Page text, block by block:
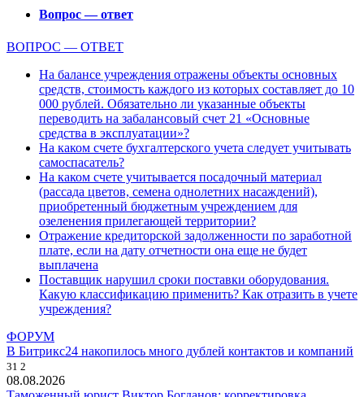
Вопрос — ответ
ВОПРОС — ОТВЕТ
На балансе учреждения отражены объекты основных
средств, стоимость каждого из которых составляет до 10
000 рублей. Обязательно ли указанные объекты
переводить на забалансовый счет 21 «Основные
средства в эксплуатации»?
На каком счете бухгалтерского учета следует учитывать
самоспасатель?
На каком счете учитывается посадочный материал
(рассада цветов, семена однолетних насаждений),
приобретенный бюджетным учреждением для
озеленения прилегающей территории?
Отражение кредиторской задолженности по заработной
плате, если на дату отчетности она еще не будет
выплачена
Поставщик нарушил сроки поставки оборудования.
Какую классификацию применить? Как отразить в учете
учреждения?
ФОРУМ
В Битрикс24 накопилось много дублей контактов и компаний
31 2
08.08.2026